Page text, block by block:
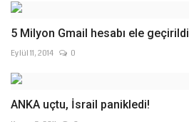
5 Milyon Gmail hesabı ele geçirildi
Eylül 11, 2014 0
ANKA uçtu, İsrail panikledi!